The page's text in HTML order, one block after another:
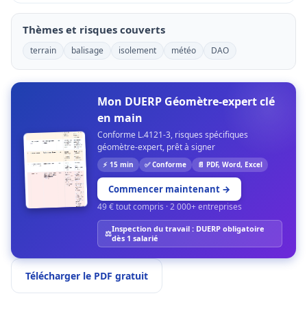
Thèmes et risques couverts
terrain balisage isolement météo DAO
Mon DUERP Géomètre-expert clé
en main
Conforme L.4121-3, risques spécifiques
géomètre-expert, prêt à signer
⚡ 15 min ✅ Conforme 📄 PDF, Word, Excel
Commencer maintenant →
49 € tout compris · 2 000+ entreprises
⚖️Inspection du travail : DUERP obligatoire
dès 1 salarié
Télécharger le PDF gratuit